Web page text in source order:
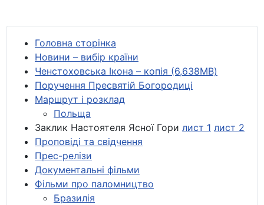
Головна сторінка
Новини – вибір країни
Ченстоховська Ікона – копія (6,638MB)
Поручення Пресвятій Богородиці
Маршрут і розклад
Польща
Заклик Настоятеля Ясної Гори лист 1 лист 2
Проповіді та свідчення
Прес-релізи
Документальні фільми
Фільми про паломництво
Бразилія